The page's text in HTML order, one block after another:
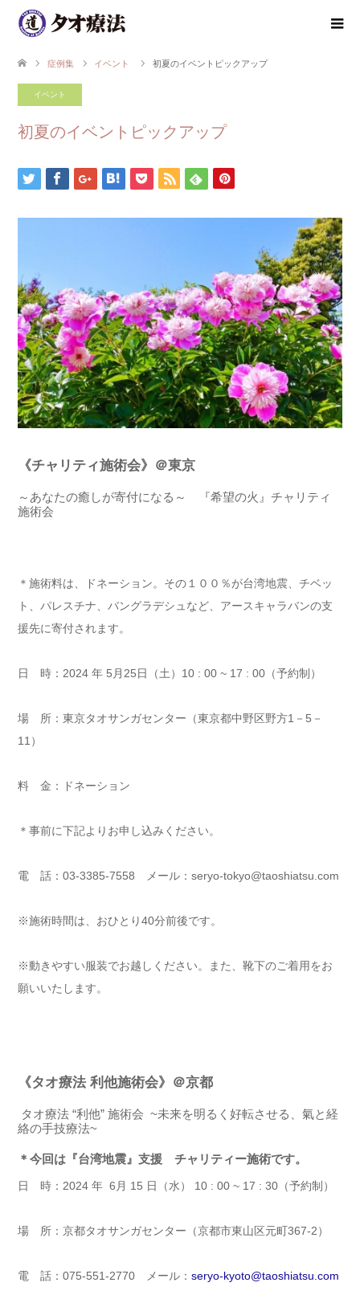
症例集 イベント 初夏のイベントピックアップ
イベント
初夏のイベントピックアップ
《チャリティ施術会》＠東京
～あなたの癒しが寄付になる～ 『希望の火』チャリティ
施術会
＊施術料は、ドネーション。その１００％が台湾地震、チベッ
ト、パレスチナ、バングラデシュなど、アースキャラバンの支
援先に寄付されます。
日 時：2024 年 5月25日（土）10 : 00 ~ 17 : 00（予約制）
場 所：東京タオサンガセンター（東京都中野区野方1－5－
11）
料 金：ドネーション
＊事前に下記よりお申し込みください。
電 話：03‐3385‐7558 メール：seryo-tokyo@taoshiatsu.com
※施術時間は、おひとり40分前後です。
※動きやすい服装でお越しください。また、靴下のご着用をお
願いいたします。
《タオ療法 利他施術会》＠京都
タオ療法 “利他” 施術会 ~未来を明るく好転させる、氣と経
絡の手技療法~
＊今回は『台湾地震』支援 チャリティー施術です。
日 時：2024 年 6月 15 日（水） 10 : 00 ~ 17 : 30（予約制）
場 所：京都タオサンガセンター（京都市東山区元町367-2）
電 話：075-551-2770 メール： seryo-kyoto@taoshiatsu.com